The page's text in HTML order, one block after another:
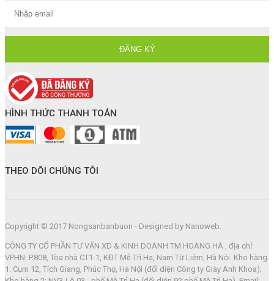
HÌNH THỨC THANH TOÁN
THEO DÕI CHÚNG TÔI
Copyright © 2017 Nongsanbanbuon - Designed by Nanoweb.
CÔNG TY CỔ PHẦN TƯ VẤN XD & KINH DOANH TM HOÀNG HÀ , địa chỉ:
VPHN: P.808, Tòa nhà CT1-1, KĐT Mễ Trì Hạ, Nam Từ Liêm, Hà Nội. Kho hàng
1: Cụm 12, Tích Giang, Phúc Thọ, Hà Nội (đối diện Công ty Giày Anh Khoa);